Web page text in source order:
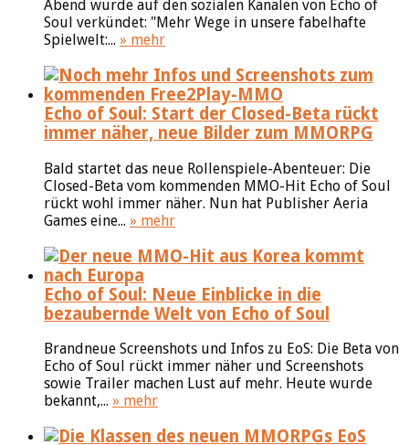
Abend wurde auf den sozialen Kanälen von Echo of
Soul verkündet: "Mehr Wege in unsere fabelhafte
Spielwelt:... » mehr
Echo of Soul: Start der Closed-Beta rückt
immer näher, neue Bilder zum MMORPG
Bald startet das neue Rollenspiele-Abenteuer: Die
Closed-Beta vom kommenden MMO-Hit Echo of Soul
rückt wohl immer näher. Nun hat Publisher Aeria
Games eine... » mehr
Echo of Soul: Neue Einblicke in die
bezaubernde Welt von Echo of Soul
Brandneue Screenshots und Infos zu EoS: Die Beta von
Echo of Soul rückt immer näher und Screenshots
sowie Trailer machen Lust auf mehr. Heute wurde
bekannt,... » mehr